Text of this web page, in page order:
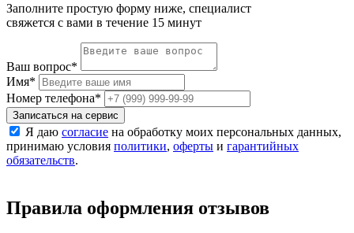
Заполните простую форму ниже, специалист
свяжется с вами в течение 15 минут
Ваш вопрос*
Имя*
Номер телефона*
Записаться на сервис
Я даю согласие на обработку моих персональных данных,
принимаю условия политики, оферты и гарантийных
обязательств.
Правила оформления отзывов